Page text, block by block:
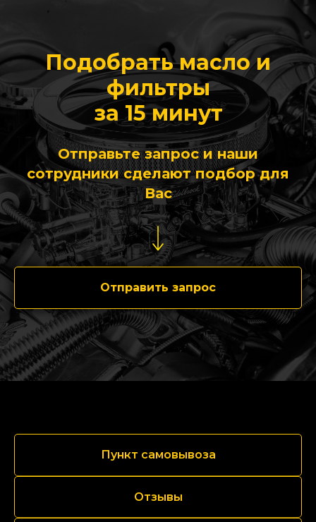
Подобрать масло и
фильтры
за 15 минут
Отправьте запрос и наши
сотрудники сделают подбор для
Вас
Отправить запрос
Пункт самовывоза
Отзывы